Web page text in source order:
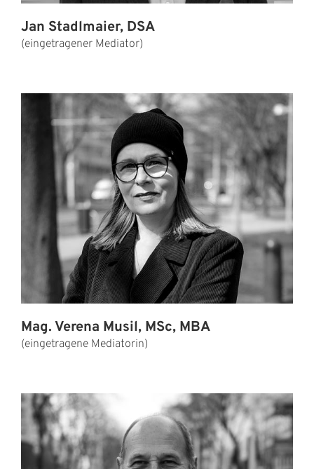
Jan Stadlmaier, DSA
(eingetragener Mediator)
Mag. Verena Musil, MSc, MBA
(eingetragene Mediatorin)